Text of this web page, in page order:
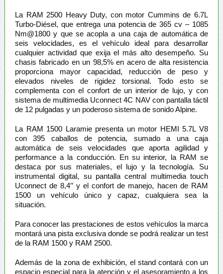
La RAM 2500 Heavy Duty, con motor Cummins de 6.7L
Turbo-Diésel, que entrega una potencia de 365 cv – 1085
Nm@1800 y que se acopla a una caja de automática de
seis velocidades, es el vehículo ideal para desarrollar
cualquier actividad que exija el más alto desempeño. Su
chasis fabricado en un 98,5% en acero de alta resistencia
proporciona mayor capacidad, reducción de peso y
elevados niveles de rigidez torsional. Todo esto se
complementa con el confort de un interior de lujo, y con
sistema de multimedia Uconnect 4C NAV con pantalla táctil
de 12 pulgadas y un poderoso sistema de sonido Alpine.
La RAM 1500 Laramie presenta un motor HEMI 5.7L V8
con 395 caballos de potencia, sumado a una caja
automática de seis velocidades que aporta agilidad y
performance a la conducción. En su interior, la RAM se
destaca por sus materiales, el lujo y la tecnología. Su
instrumental digital, su pantalla central multimedia touch
Uconnect de 8,4’’ y el confort de manejo, hacen de RAM
1500 un vehículo único y capaz, cualquiera sea la
situación.
Para conocer las prestaciones de estos vehículos la marca
montará una pista exclusiva donde se podrá realizar un test
de la RAM 1500 y RAM 2500.
Además de la zona de exhibición, el stand contará con un
espacio especial para la atención y el asesoramiento a los